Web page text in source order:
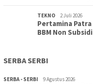
TEKNO 2 Juli 2026
Pertamina
BBM Non Subsidi
SERBA SERBI
SERBA - SERBI 9 Agustus 2026